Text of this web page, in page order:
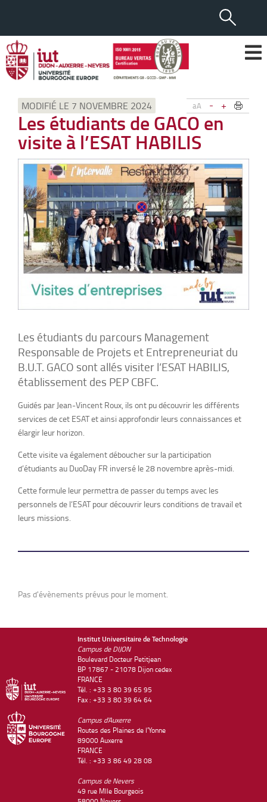
aA - +
MODIFIÉ LE 7 NOVEMBRE 2024
Les étudiants de GACO en
visite à l’ESAT HABILIS
Les étudiants du parcours Management
Responsable de Projets et Entrepreneuriat du
B.U.T. GACO sont allés visiter l’ESAT HABILIS,
établissement des PEP CBFC.
Guidés par Jean-Vincent Roux, ils ont pu découvrir les différents
services de cet ESAT et ainsi approfondir leurs connaissances et
élargir leur horizon.
Cette visite va également déboucher sur la participation
d’étudiants au DuoDay FR inversé le 28 novembre après-midi.
Cette formule leur permettra de passer du temps avec les
personnels de l’ESAT pour découvrir leurs conditions de travail et
leurs missions.
Pas d'évènements prévus pour le moment.
Institut Universitaire de Technologie
Campus de DIJON
Boulevard Docteur Petitjean
BP 17867 - 21078 Dijon cedex
FRANCE
Tél. : +33 3 80 39 65 95
Fax : +33 3 80 39 64 64
Campus d'Auxerre
Routes des Plaines de l'Yonne
89000 Auxerre
FRANCE
Tél. : +33 3 86 49 28 08
Campus de Nevers
49 rue Mlle Bourgeois